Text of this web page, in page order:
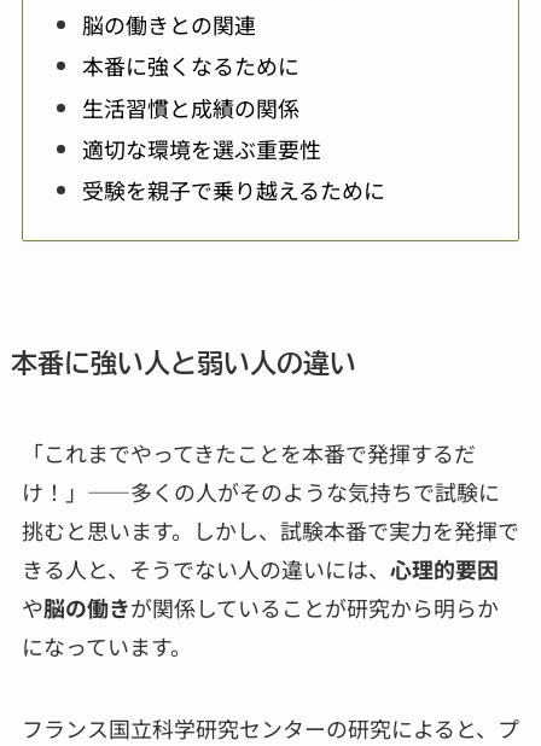
脳の働きとの関連
本番に強くなるために
生活習慣と成績の関係
適切な環境を選ぶ重要性
受験を親子で乗り越えるために
本番に強い人と弱い人の違い
「これまでやってきたことを本番で発揮するだ
け！」――多くの人がそのような気持ちで試験に
挑むと思います。しかし、試験本番で実力を発揮で
きる人と、そうでない人の違いには、 心理的要因
や脳の働きが関係していることが研究から明らか
になっています。
フランス国立科学研究センターの研究によると、プ